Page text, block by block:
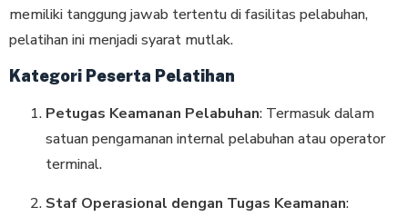
memiliki tanggung jawab tertentu di fasilitas pelabuhan,
pelatihan ini menjadi syarat mutlak.
Kategori Peserta Pelatihan
Petugas Keamanan Pelabuhan: Termasuk dalam
satuan pengamanan internal pelabuhan atau operator
terminal.
Staf Operasional dengan Tugas Keamanan: